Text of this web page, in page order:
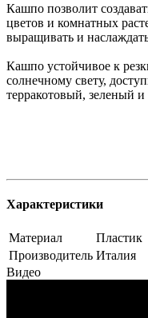
Кашпо позволит
цветов и комнатных
выращивать и
Кашпо устойчивое к
солнечному свету,
терракотовый, зеленый
Характеристики
Материал
Пластик
Производитель Италия
Видео